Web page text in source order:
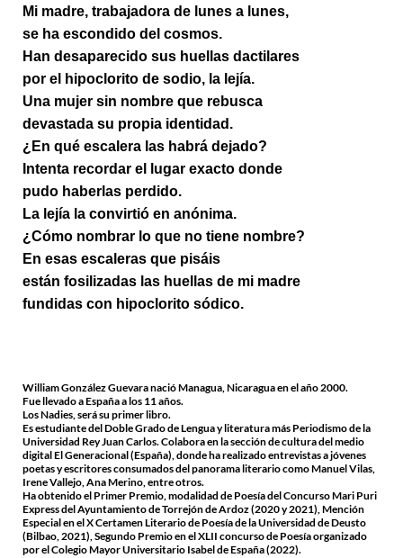
Mi madre, trabajadora de lunes a lunes,
se ha escondido del cosmos.
Han desaparecido sus huellas dactilares
por el hipoclorito de sodio, la lejía.
Una mujer sin nombre que rebusca
devastada su propia identidad.
¿En qué escalera las habrá dejado?
Intenta recordar el lugar exacto donde
pudo haberlas perdido.
La lejía la convirtió en anónima.
¿Cómo nombrar lo que no tiene nombre?
En esas escaleras que pisáis
están fosilizadas las huellas de mi madre
fundidas con hipoclorito sódico.
William González Guevara nació Managua, Nicaragua en el año 2000.
Fue llevado a España a los 11 años.
Los Nadies, será su primer libro.
Es estudiante del Doble Grado de Lengua y literatura más Periodismo de la
Universidad Rey Juan Carlos. Colabora en la sección de cultura del medio
digital El Generacional (España), donde ha realizado entrevistas a jóvenes
poetas y escritores consumados del panorama literario como Manuel Vilas,
Irene Vallejo, Ana Merino, entre otros.
Ha obtenido el Primer Premio, modalidad de Poesía del Concurso Mari Puri
Express del Ayuntamiento de Torrejón de Ardoz (2020 y 2021), Mención
Especial en el X Certamen Literario de Poesía de la Universidad de Deusto
(Bilbao, 2021), Segundo Premio en el XLII concurso de Poesía organizado
por el Colegio Mayor Universitario Isabel de España (2022).